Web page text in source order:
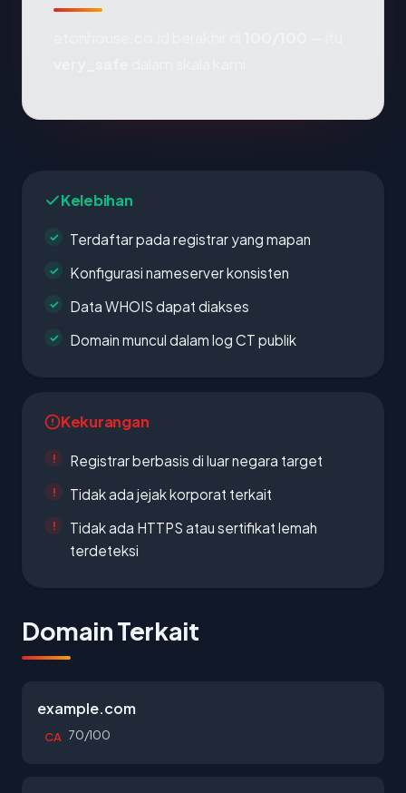
Kelebihan
Terdaftar pada registrar yang mapan
Konfigurasi nameserver konsisten
Data WHOIS dapat diakses
Domain muncul dalam log CT publik
Kekurangan
Registrar berbasis di luar negara target
Tidak ada jejak korporat terkait
Tidak ada HTTPS atau sertifikat lemah
terdeteksi
Domain Terkait
example.com
CA 70/100